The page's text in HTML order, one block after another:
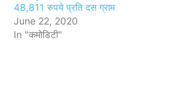
48,811 रुपये प्रति दस ग्राम
June 22, 2020
In "कमोडिटी"